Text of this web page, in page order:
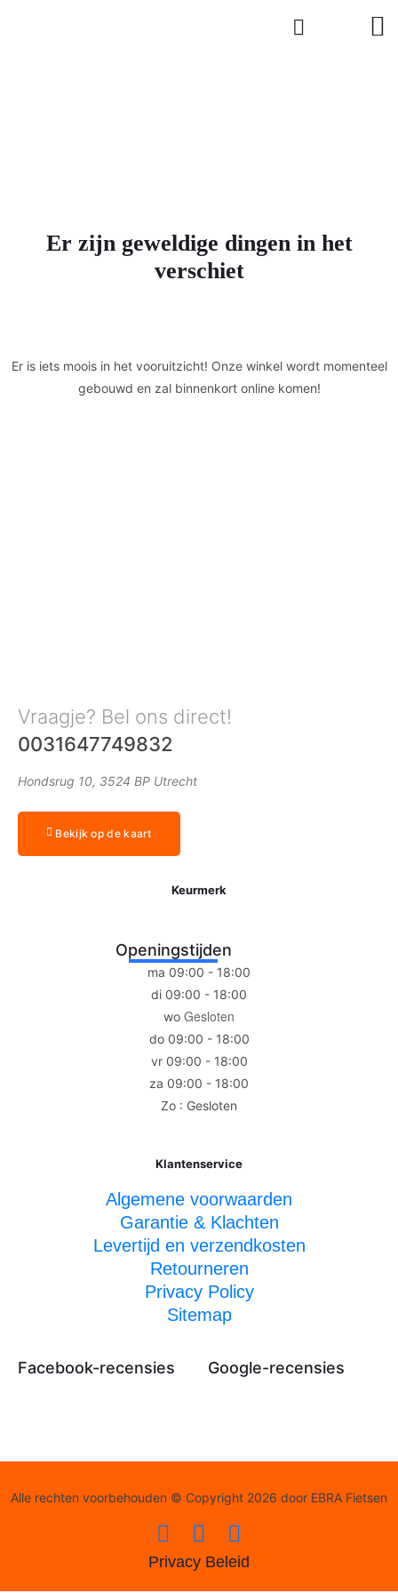
Er zijn geweldige dingen in het
verschiet
Er is iets moois in het vooruitzicht! Onze winkel wordt momenteel
gebouwd en zal binnenkort online komen!
Vraagje? Bel ons direct!
0031647749832
Hondsrug 10, 3524 BP Utrecht
Bekijk op de kaart
Keurmerk
Openingstijden
ma 09:00 - 18:00
di 09:00 - 18:00
wo Gesloten
do 09:00 - 18:00
vr 09:00 - 18:00
za 09:00 - 18:00
Zo : Gesloten
Klantenservice
Algemene voorwaarden
Garantie & Klachten
Levertijd en verzendkosten
Retourneren
Privacy Policy
Sitemap
Facebook-recensies Google-recensies
Alle rechten voorbehouden © Copyright 2026 door EBRA Fietsen
Privacy Beleid